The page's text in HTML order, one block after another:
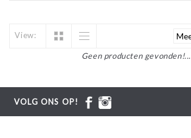
View:
Geen producten gevonden!...
VOLG ONS OP!